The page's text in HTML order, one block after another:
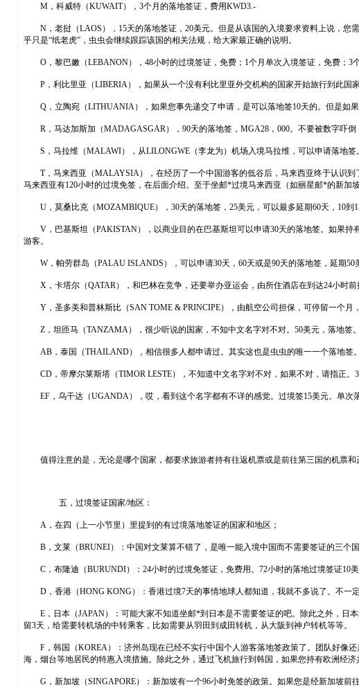
M，科威特（KUWAIT），3个月的落地签证，费用KWD3.-
N，老挝（LAOS），15天的落地签证，20美元。但是从该国的入境要求资料上说，您
乎只是“纸老虎”，虫虫会继续跟踪该国的相关法规，给大家最正确的说明。
O，黎巴嫩（LEBANON），48小时的过境签证，免费；1个月单次入境签证，免费；3
P，利比里亚（LIBERIA），如果从一个没有利比里亚外交机构的国家开始旅行到此国
Q，立陶宛（LITHUANIA），如果您事先递交了申请，是可以落地签10天的。但是如果
R，马达加斯加（MADAGASGAR），90天的落地签，MGA28，000。不要被数字吓倒
S，马拉维（MALAWI），从LILONGWE（李龙为）机场入境马拉维，可以申请落地签。
T，马来西亚（MALAYSIA），在经历了一个中国游客的低谷后，马来西亚终于认识到
马来西亚有120小时的过境免签，在后面介绍。至于坐邮*过境马来西亚（如丽星邮*的新
U，莫桑比克（MOZAMBIQUE），30天的落地签，25美元，可以最多延期60天，10到
V，巴基斯坦（PAKISTAN），以商业目的在巴基斯坦可以申请30天的落地签。如果持
游客。
W，帕劳群岛（PALAU ISLANDS），可以申请30天，60天或是90天的落地签，延期50
X，卡塔尔（QATAR），和巴林在竞争，还要举办亚运会，由所住酒店在到达24小时前
Y，圣多美和普林斯比（SAN TOME & PRINCIPE），由航空公司担保，可停留一个月
Z，坦匝马（TANZAMA），很少听说的国家，不知中文名字对不对。50美元，落地签。
AB，泰国（THAILAND），相信很多人都申请过。其实这也是虫虫的唯一一个落地签。
CD，帝摩尔莱斯塔（TIMOR LESTE），不知道中文名字对不对，如果不对，请指正。
EF，乌干达（UGANDA），哎，看到这个名字都有不详的感觉。过境签15美元。单次
值得注意的是，无论是哪个国家，都要求旅游者持有往返机票或是前往第三国的机票和
五，过境签证国家/地区：
A，在四（上一小节里）里提到的有过境落地签证的国家和地区；
B，文莱（BRUNEI）：中国对文莱算不错了，是唯一能入境中国而不需要签证的三个
C，布隆迪（BURUNDI）：24小时的过境免签证，免费用。72小时的落地过境签证10美
D，香港（HONG KONG）：香港过境7天的事情地球人都知道，我就不多说了。不一
E，日本（JAPAN）：可能大家不知道坐邮*到日本是不需要签证的吧。除此之外，日本
留3天，给需要转机场的中转乘客，比如需要从羽田到成田转机，从大阪到神户转机等等。
F，韩国（KOREA）：济州岛现在已经不实行中国个人游客落地签政策了。团队好像还
海，烟台等地居民的特惠入境措施。除此之外，通过飞机旅行到韩国，如果您持有欧洲经
G，新加坡（SINGAPORE）：新加坡有一个96小时免签的政策。如果您是经新加坡前